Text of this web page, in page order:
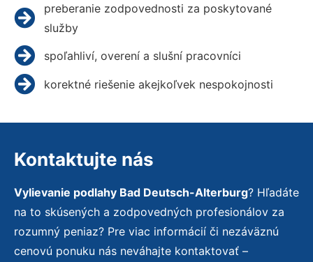
preberanie zodpovednosti za poskytované
služby
spoľahliví, overení a slušní pracovníci
korektné riešenie akejkoľvek nespokojnosti
Kontaktujte nás
Vylievanie podlahy Bad Deutsch-Alterburg? Hľadáte
na to skúsených a zodpovedných profesionálov za
rozumný peniaz? Pre viac informácií či nezáväznú
cenovú ponuku nás neváhajte kontaktovať –